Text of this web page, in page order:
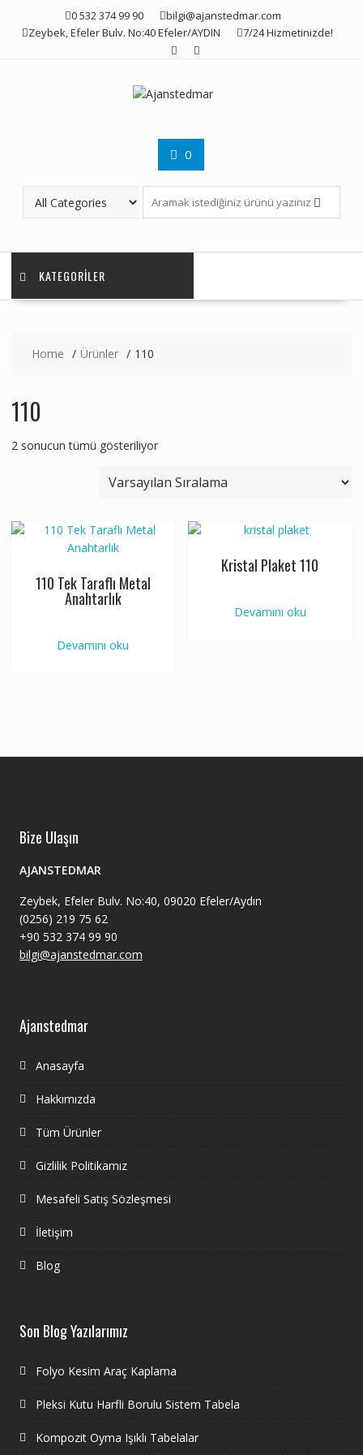
0 532 374 99 90
bilgi@ajanstedmar.com
Zeybek, Efeler Bulv. No:40 Efeler/AYDIN
7/24 Hizmetinizde!
0
KATEGORILER
Home Ürünler 110
110
2 sonucun tümü gösteriliyor
110 Tek Taraflı Metal
Anahtarlık
Devamını oku
Kristal Plaket 110
Devamını oku
Bize Ulaşın
AJANSTEDMAR
Zeybek, Efeler Bulv. No:40, 09020 Efeler/Aydın
(0256) 219 75 62
+90 532 374 99 90
bilgi@ajanstedmar.com
Ajanstedmar
Anasayfa
Hakkımızda
Tüm Ürünler
Gizlilik Politikamız
Mesafeli Satış Sözleşmesi
İletişim
Blog
Son Blog Yazılarımız
Folyo Kesim Araç Kaplama
Pleksi Kutu Harfli Borulu Sistem Tabela
Kompozit Oyma Işıklı Tabelalar